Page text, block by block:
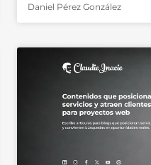
Daniel Pérez González